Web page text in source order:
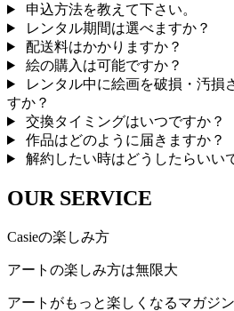
申込方法を教えて下さい。
レンタル期間は選べますか？
配送料はかかりますか？
絵の購入は可能ですか？
レンタル中に絵画を破損・汚損
すか？
交換タイミングはいつですか？
作品はどのように届きますか？
解約したい時はどうしたらいい
OUR SERVICE
Casieの楽しみ方
アートの楽しみ方は無限大
アートがもっと楽しくなるマガジ